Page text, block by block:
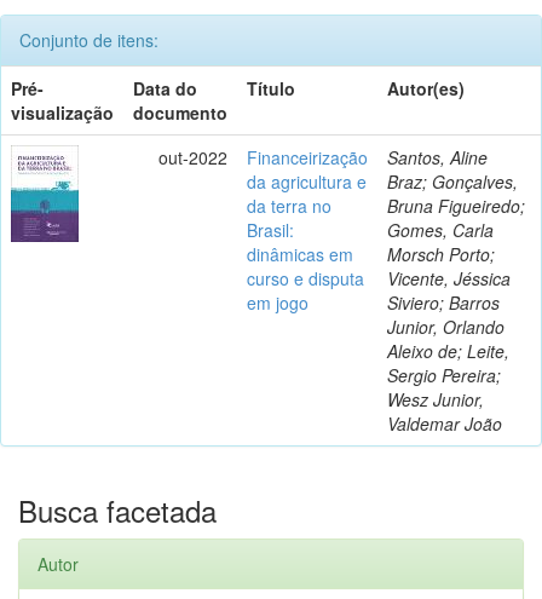
Conjunto de itens:
Pré-
visualização
Data do
documento
Título Autor(es)
out-2022
Financeirização
da agricultura e
da terra no
Brasil:
dinâmicas em
curso e disputa
em jogo
Santos, Aline
Braz; Gonçalves,
Bruna Figueiredo;
Gomes, Carla
Morsch Porto;
Vicente, Jéssica
Siviero; Barros
Junior, Orlando
Aleixo de; Leite,
Sergio Pereira;
Wesz Junior,
Valdemar João
Busca facetada
Autor